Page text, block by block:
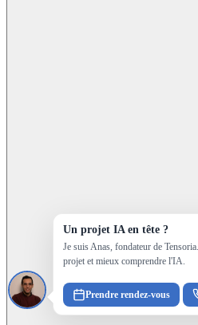
Un projet IA en tête ?
Je suis Anas, fondateur de
projet et mieux comprendre l'IA.
Prendre rendez-vous